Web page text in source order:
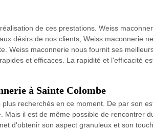
de ces prestations. Weiss
désirs de nos clients, Weiss maconnerie
Weiss maconnerie nous fournit ses
et efficaces. La rapidité et l'efficacité
à Sainte Colombe
recherchés en ce moment. De par son
il est de même possible de rencontrer
d'obtenir son aspect granuleux et son